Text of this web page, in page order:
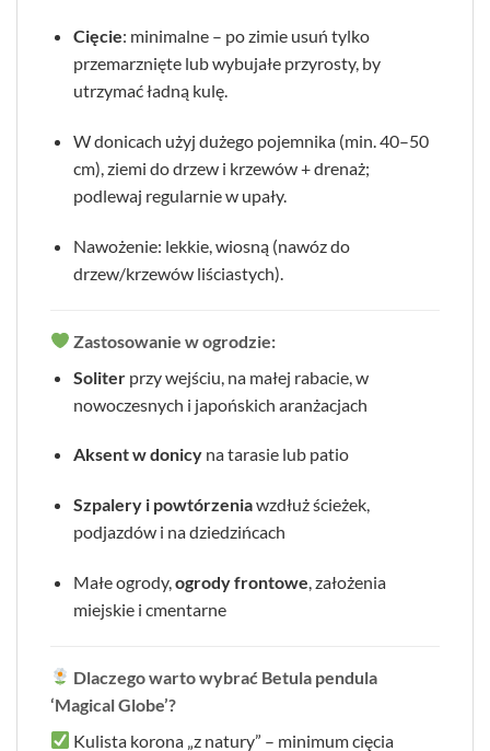
Cięcie: minimalne – po zimie usuń tylko
przemarznięte lub wybujałe przyrosty, by
utrzymać ładną kulę.
W donicach użyj dużego pojemnika (min. 40–50
cm), ziemi do drzew i krzewów + drenaż;
podlewaj regularnie w upały.
Nawożenie: lekkie, wiosną (nawóz do
drzew/krzewów liściastych).
Zastosowanie w ogrodzie:
Soliterprzy wejściu, na małej rabacie, w
nowoczesnych i japońskich aranżacjach
Aksent w donicyna tarasie lub patio
Szpalery i powtórzeniawzdłuż ścieżek,
podjazdów i na dziedzińcach
Małe ogrody,ogrody frontowe, założenia
miejskie i cmentarne
Dlaczego warto wybrać Betula pendula
‘Magical Globe’?
Kulista korona „z natury” – minimum cięcia